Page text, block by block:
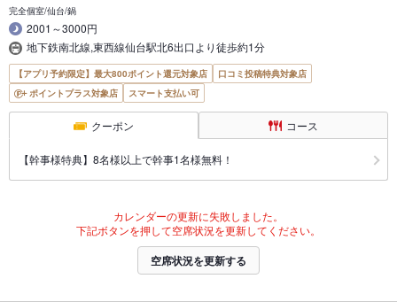
完全個室/仙台/鍋
2001～3000円
地下鉄南北線,東西線仙台駅北6出口より徒歩約1分
【アプリ予約限定】最大800ポイント還元対象店
口コミ投稿特典対象店
ポイントプラス対象店
スマート支払い可
クーポン コース
【幹事様特典】8名様以上で幹事1名様無料！
カレンダーの更新に失敗しました。
下記ボタンを押して空席状況を更新してください。
空席状況を更新する